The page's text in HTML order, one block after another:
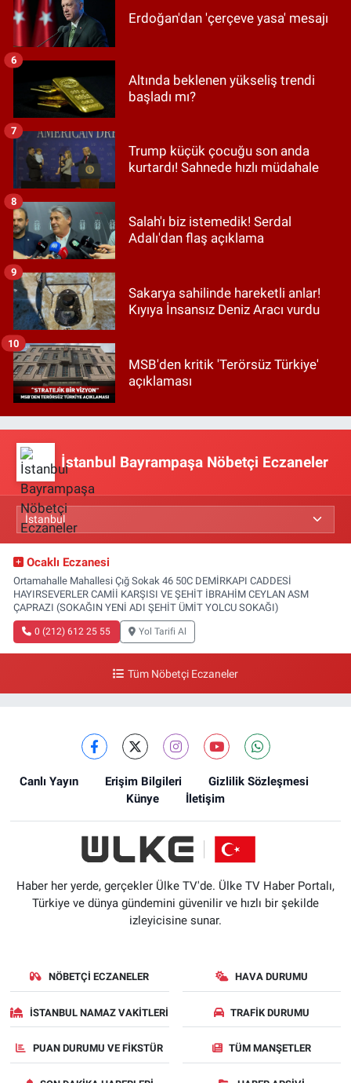
Erdoğan'dan 'çerçeve yasa' mesajı
Altında beklenen yükseliş trendi
başladı mı?
6
Trump küçük çocuğu son anda
kurtardı! Sahnede hızlı müdahale
7
Salah'ı biz istemedik! Serdal
Adalı'dan flaş açıklama
8
Sakarya sahilinde hareketli anlar!
Kıyıya İnsansız Deniz Aracı vurdu
9
MSB'den kritik 'Terörsüz Türkiye'
açıklaması
10
İstanbul Bayrampaşa Nöbetçi Eczaneler
Ocaklı Eczanesi
Ortamahalle Mahallesi Çığ Sokak 46 50C DEMİRKAPI CADDESİ
HAYIRSEVERLER CAMİİ KARŞISI VE ŞEHİT İBRAHİM CEYLAN ASM
ÇAPRAZI (SOKAĞIN YENİ ADI ŞEHİT ÜMİT YOLCU SOKAĞI)
0 (212) 612 25 55 Yol Tarifi Al
Tüm Nöbetçi Eczaneler
Canlı Yayın Erişim Bilgileri
Gizlilik Sözleşmesi
Künye
İletişim
Haber her yerde, gerçekler Ülke TV'de. Ülke TV Haber Portalı,
Türkiye ve dünya gündemini güvenilir ve hızlı bir şekilde
izleyicisine sunar.
NÖBETÇI ECZANELER HAVA DURUMU
İSTANBUL NAMAZ VAKITLERI TRAFIK DURUMU
PUAN DURUMU VE FIKSTÜR TÜM MANŞETLER